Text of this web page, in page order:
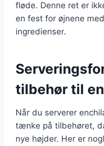
fløde. Denne ret er
en fest for øjnene
ingredienser.
tilbehør til
Når du serverer
tænke på tilbehøret,
nye højder. Her er